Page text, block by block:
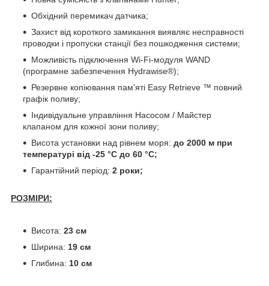
Обхідний перемикач датчика;
Захист від короткого замикання виявляє несправності
проводки і пропуски станції без пошкодження системи;
Можливість підключення Wi-Fi-модуля WAND
(програмне забезпечення Hydrawise®);
Резервне копіювання пам'яті Easy Retrieve ™ повний
графік поливу;
Індивідуальне управління Насосом / Майстер
клапаном для кожної зони поливу;
Висота установки над рівнем моря: до 2000 м при
температурі від -25 °C до 60 °C;
Гарантійний період: 2 роки;
РОЗМІРИ:
Висота: 23 см
Ширина: 19 см
Глибина: 10 см